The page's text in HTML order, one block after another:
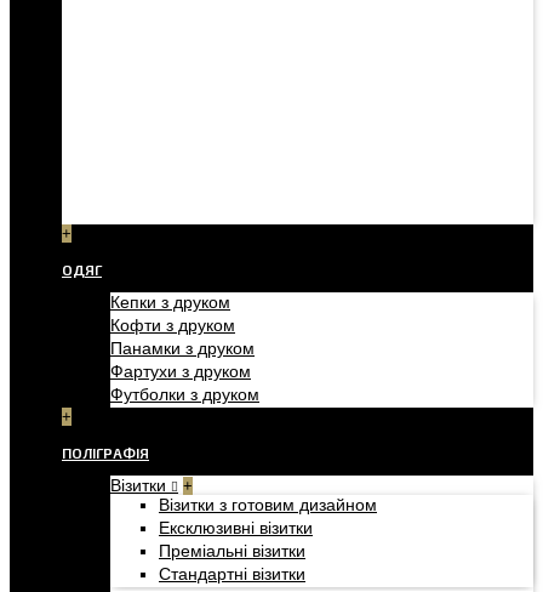
+
ОДЯГ
Кепки з друком
Кофти з друком
Панамки з друком
Фартухи з друком
Футболки з друком
+
ПОЛІГРАФІЯ
Візитки +
Візитки з готовим дизайном
Ексклюзивні візитки
Преміальні візитки
Стандартні візитки